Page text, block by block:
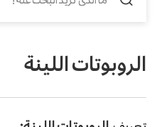
الروبوتات اللينة